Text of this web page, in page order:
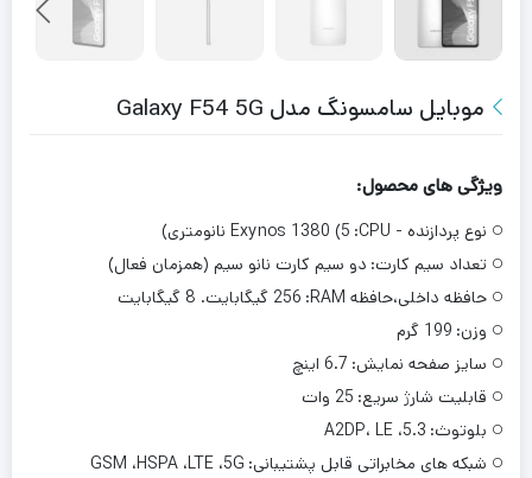
موبایل سامسونگ مدل Galaxy F54 5G
ویژگی های محصول:
نوع پردازنده - CPU:
Exynos 1380 (5 نانومتری)
تعداد سیم کارت: دو سیم‌ کارت نانو سیم (همزمان فعال)
حافظه داخلی،حافظه RAM:
256 گیگابایت. 8 گیگابایت
وزن: 199 گرم
سایز صفحه نمایش: 6.7 اینچ
قابلیت شارژ سریع: 25 وات
بلوتوث: 5.3، A2DP، LE
شبکه‌ های مخابراتی قابل پشتیبانی: GSM ،HSPA ،LTE ،5G